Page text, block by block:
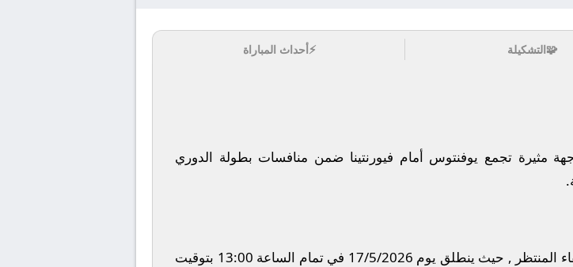
🧩التشكيلة ⚡أحداث المباراة
مثيرة تجمع يوفنتوس أمام فيورنتينا ضمن منافسات بطولة الدوري
المنتظر , حيث ينطلق يوم 17/5/2026 في تمام الساعة 13:00 بتوقيت